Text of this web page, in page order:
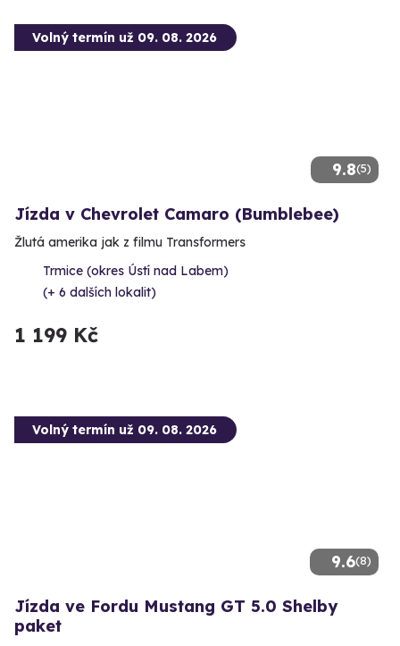
9.8(5)
Volný termín už 09. 08. 2026
Jízda v Chevrolet Camaro (Bumblebee)
Žlutá amerika jak z filmu Transformers
Trmice (okres Ústí nad Labem)
(+ 6 dalších lokalit)
1 199 Kč
9.6(8)
Volný termín už 09. 08. 2026
Jízda ve Fordu Mustang GT 5.0 Shelby
paket